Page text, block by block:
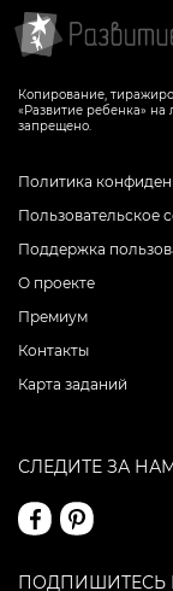
Копирование,
«Развитие ребенка»
запрещено.
Политика
Пользовательское
Поддержка
О проекте
Премиум
Контакты
Карта заданий
СЛЕДИТЕ ЗА
ПОДПИШИТЕСЬ